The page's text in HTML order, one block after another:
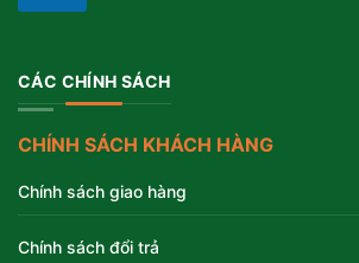
CÁC CHÍNH SÁCH
CHÍNH SÁCH KHÁCH HÀNG
Chính sách giao hàng
Chính sách đổi trả